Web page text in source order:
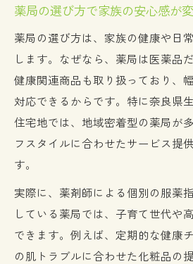
体制
薬局ならではの健康相談
える
薬局化粧品取り扱いで
薬局のスタッフが信頼さ
薬局化粧品の選び方で
るコツ
薬局の選び方で家族の安心感が
薬局の選び方は、家族の健康や日
します。なぜなら、薬局は医薬品
健康関連商品も取り扱っており、
対応できるからです。特に奈良県
住宅地では、地域密着型の薬局が
フスタイルに合わせたサービス提
す。
実際に、薬剤師による個別の服薬
している薬局では、子育て世代や
できます。例えば、定期的な健康
の肌トラブルに合わせた化粧品の